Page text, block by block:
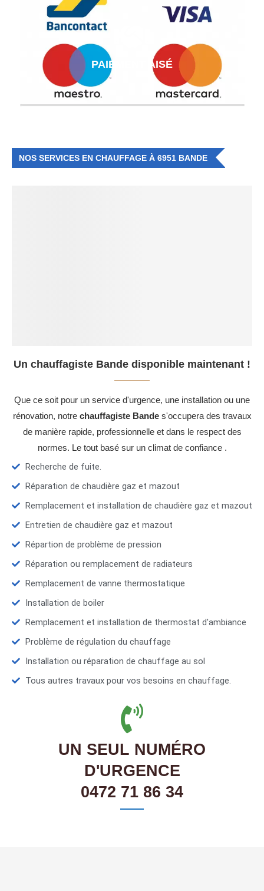
PAIEMENT AISÉ
NOS SERVICES EN CHAUFFAGE À 6951 BANDE
Un chauffagiste Bande disponible maintenant !
Que ce soit pour un service d'urgence, une installation ou une
rénovation, notre chauffagiste Bandes'occupera des travaux
de manière rapide, professionnelle et dans le respect des
normes. Le tout basé sur un climat de confiance .
Recherche de fuite.
Réparation de chaudière gaz et mazout
Remplacement et installation de chaudière gaz et mazout
Entretien de chaudière gaz et mazout
Répartion de problème de pression
Réparation ou remplacement de radiateurs
Remplacement de vanne thermostatique
Installation de boiler
Remplacement et installation de thermostat d'ambiance
Problème de régulation du chauffage
Installation ou réparation de chauffage au sol
Tous autres travaux pour vos besoins en chauffage.
UN SEUL NUMÉRO
D'URGENCE
0472 71 86 34